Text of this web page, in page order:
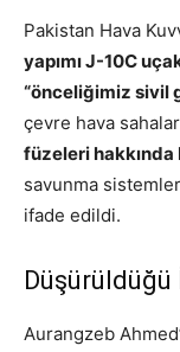
Pakistan Hava
yapımı J-10C
“önceliğimiz sivil
çevre hava
füzeleri
savunma
ifade edildi.
Aurangzeb